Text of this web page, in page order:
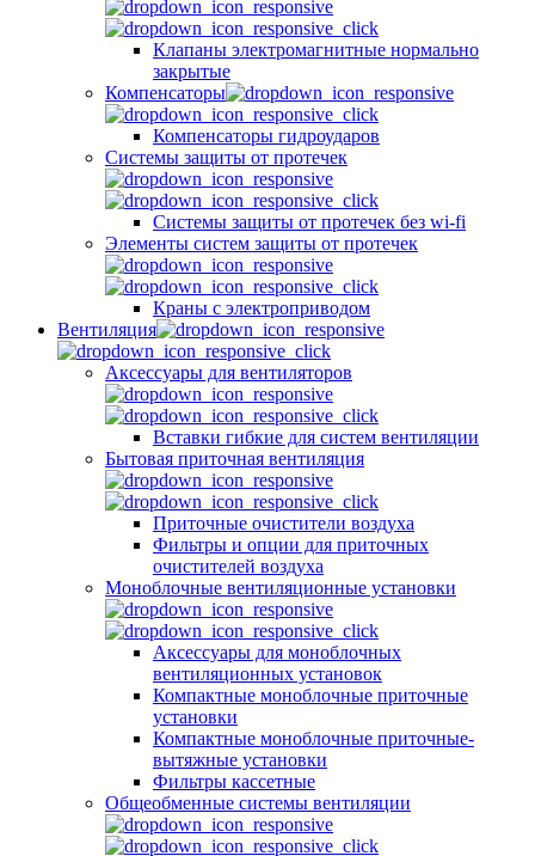
Клапаны электромагнитные нормально
закрытые
Компенсаторы
Компенсаторы гидроударов
Системы защиты от протечек
Системы защиты от протечек без wi-fi
Элементы систем защиты от протечек
Краны с электроприводом
Вентиляция
Аксессуары для вентиляторов
Вставки гибкие для систем вентиляции
Бытовая приточная вентиляция
Приточные очистители воздуха
Фильтры и опции для приточных
очистителей воздуха
Моноблочные вентиляционные установки
Аксессуары для моноблочных
вентиляционных установок
Компактные моноблочные приточные
установки
Компактные моноблочные приточные-
вытяжные установки
Фильтры кассетные
Общеобменные системы вентиляции